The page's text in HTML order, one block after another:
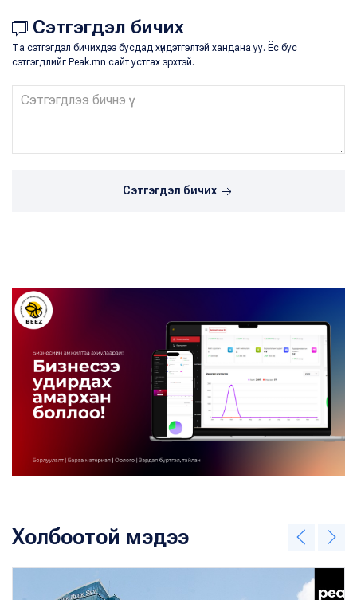
Сэтгэгдэл бичих
Та сэтгэгдэл бичихдээ бусдад хүндэтгэлтэй хандана уу. Ёс бус
сэтгэгдлийг Peak.mn сайт устгах эрхтэй.
Сэтгэгдэл бичих
Холбоотой мэдээ